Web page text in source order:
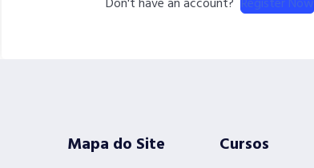
Mapa do Site Cursos